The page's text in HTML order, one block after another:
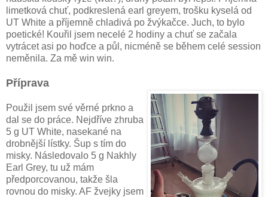
limetková chuť, podkreslená earl greyem, trošku kyselá od
UT White a příjemně chladivá po žvýkačce. Juch, to bylo
poetické! Kouřil jsem necelé 2 hodiny a chuť se začala
vytrácet asi po hoďce a půl, nicméně se během celé session
neměnila. Za mě win win.
Příprava
Použil jsem své věrné prkno a
dal se do práce. Nejdříve zhruba
5 g UT White, nasekané na
drobnější lístky. Šup s tím do
misky. Následovalo 5 g Nakhly
Earl Grey, tu už mám
předporcovanou, takže šla
rovnou do misky. AF žvejky jsem